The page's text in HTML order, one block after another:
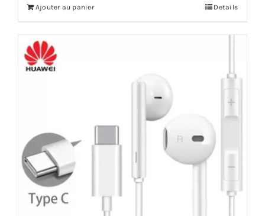
Ajouter au panier Details